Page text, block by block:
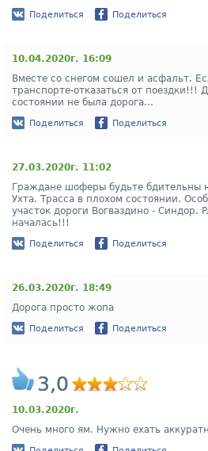
Поделиться Поделиться
10.04.2020г. 16:09
Вместе со снегом сошел и асфальт.
транспорте-отказаться от поездки!!!
состоянии не была дорога...
Поделиться Поделиться
27.03.2020г. 11:02
Граждане шоферы будьте бдительны
Ухта. Трасса в плохом состоянии.
участок дороги Вогваздино - Синдор.
началась!!!
Поделиться Поделиться
26.03.2020г. 18:49
Дорога просто жопа
Поделиться Поделиться
3,0
10.03.2020г.
Очень много ям. Нужно ехать